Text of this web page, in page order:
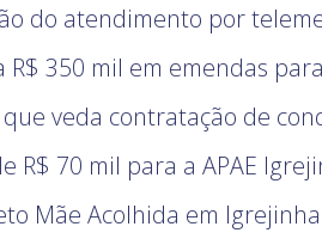
do atendimento por
350 mil em emendas
veda contratação de
R$ 70 mil para a APAE
Mãe Acolhida em Igrejinha